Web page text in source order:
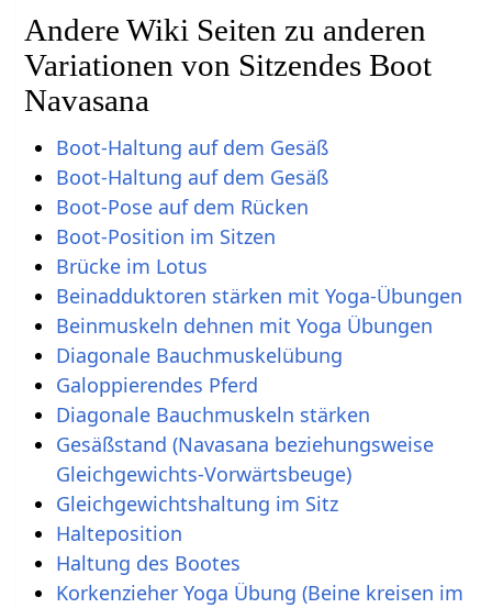
Andere Wiki Seiten zu anderen
Variationen von Sitzendes Boot
Navasana
Boot-Haltung auf dem Gesäß
Boot-Haltung auf dem Gesäß
Boot-Pose auf dem Rücken
Boot-Position im Sitzen
Brücke im Lotus
Beinadduktoren stärken mit Yoga-Übungen
Beinmuskeln dehnen mit Yoga Übungen
Diagonale Bauchmuskelübung
Galoppierendes Pferd
Diagonale Bauchmuskeln stärken
Gesäßstand (Navasana beziehungsweise
Gleichgewichts-Vorwärtsbeuge)
Gleichgewichtshaltung im Sitz
Halteposition
Haltung des Bootes
Korkenzieher Yoga Übung (Beine kreisen im